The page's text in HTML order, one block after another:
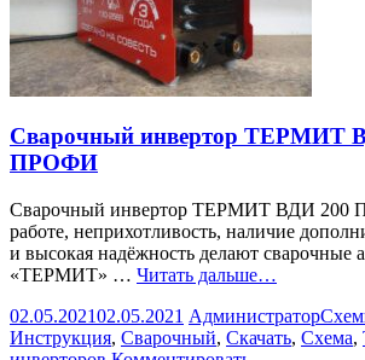
Сварочный инвертор ТЕРМИТ
ПРОФИ
Сварочный инвертор ТЕРМИТ ВДИ 200
работе, неприхотливость, наличие
и высокая надёжность делают сварочные
«ТЕРМИТ» … Читать дальше…
02.05.202102.05.2021 Администратор
Инструкция, Сварочный, Скачать, Схема,